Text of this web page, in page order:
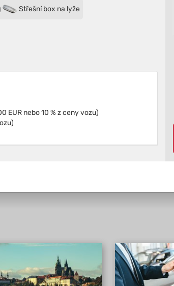
Střešní box na lyže
proti škodám (Spoluúčast: minimálně 400 EUR nebo 10 % z ceny vozu)